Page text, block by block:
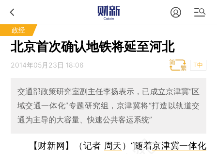
政经
北京首次确认地铁将延至河北
2014年05月23日 18:06 T中
交通部政策研究室副主任李扬表示，已成立京津冀“区
域交通一体化”专题研究组，京津冀将“打造以轨道交
通为主导的大容量、快速公共客运系统”
【财新网】（记者 周天 ）“随着京津冀一体化